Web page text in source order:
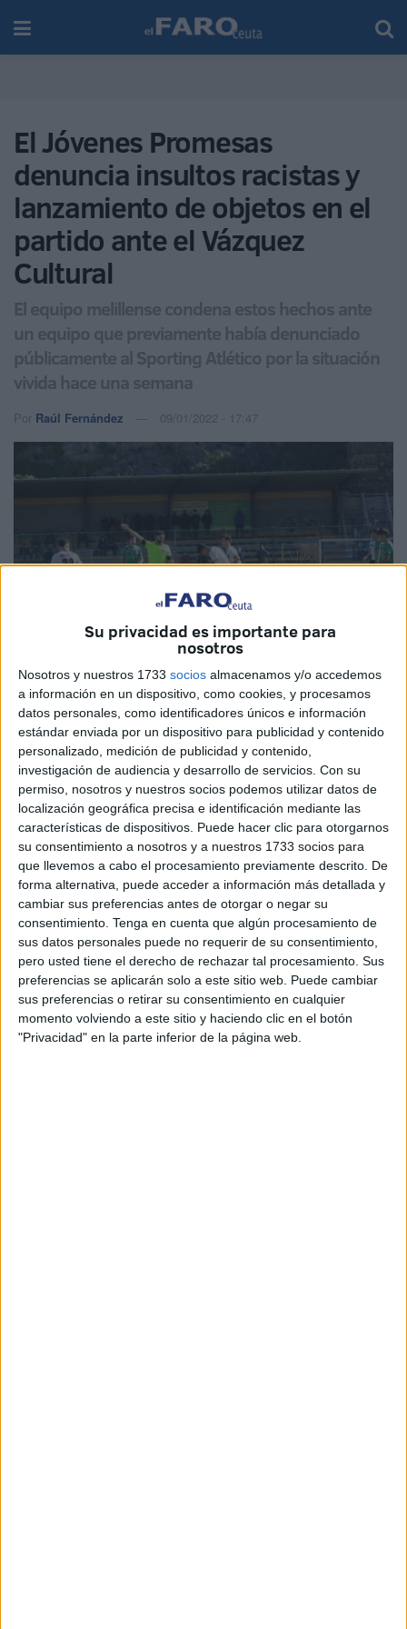
Su privacidad es importante para
nosotros
Nosotros y nuestros 1733 socios almacenamos y/o accedemos
a información en un dispositivo, como cookies, y procesamos
datos personales, como identificadores únicos e información
estándar enviada por un dispositivo para publicidad y contenido
personalizado, medición de publicidad y contenido,
investigación de audiencia y desarrollo de servicios. Con su
permiso, nosotros y nuestros socios podemos utilizar datos de
localización geográfica precisa e identificación mediante las
características de dispositivos. Puede hacer clic para otorgarnos
su consentimiento a nosotros y a nuestros 1733 socios para
que llevemos a cabo el procesamiento previamente descrito. De
forma alternativa, puede acceder a información más detallada y
cambiar sus preferencias antes de otorgar o negar su
consentimiento. Tenga en cuenta que algún procesamiento de
sus datos personales puede no requerir de su consentimiento,
pero usted tiene el derecho de rechazar tal procesamiento. Sus
preferencias se aplicarán solo a este sitio web. Puede cambiar
sus preferencias o retirar su consentimiento en cualquier
momento volviendo a este sitio y haciendo clic en el botón
"Privacidad" en la parte inferior de la página web.
El Jóvenes Promesas
denuncia insultos racistas y
lanzamiento de objetos en el
partido ante el Vázquez
Cultural
El equipo melillense condena estos hechos ante
un equipo que previamente había denunciado
públicamente al Sporting Atlético por la situación
vivida hace una semana
Por Raúl Fernández 09/01/2022 - 17:47
Imagen de archivo
ElJóvenes Promesas de División de Honor, que juega
en el mismo grupo que elSporting Atléticode Ceuta, ha
denunciado este domingo y condenado los hechos
ocurridos en el partido, por parte de un grupo de
aficionados delCD Vázquez Cultural. Elconjunto
melillensea través de un comunicado señala que ha
sufrido “graves provocaciones, insultos racistas y lo peor
de todo, el lanzamiento de un mechero que impactó en
uno de nuestros futbolistas generando unambiente tóxico
y antideportivo en la grada”.